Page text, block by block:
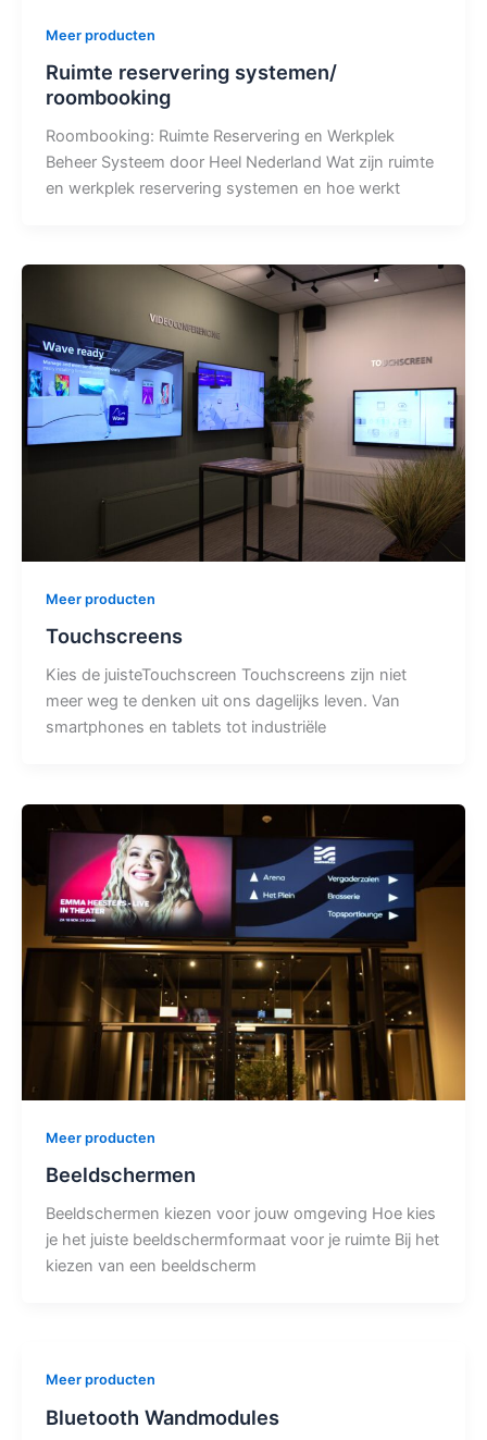
Meer producten
Ruimte reservering systemen/
roombooking
Roombooking: Ruimte Reservering en Werkplek
Beheer Systeem door Heel Nederland Wat zijn ruimte
en werkplek reservering systemen en hoe werkt
Meer producten
Touchscreens
Kies de juisteTouchscreen Touchscreens zijn niet
meer weg te denken uit ons dagelijks leven. Van
smartphones en tablets tot industriële
Meer producten
Beeldschermen
Beeldschermen kiezen voor jouw omgeving Hoe kies
je het juiste beeldschermformaat voor je ruimte Bij het
kiezen van een beeldscherm
Meer producten
Bluetooth Wandmodules